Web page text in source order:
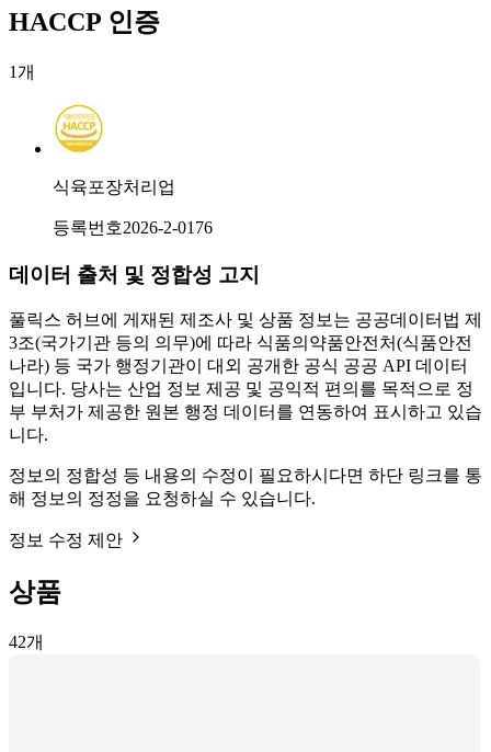
HACCP 인증
1개
식육포장처리업
등록번호2026-2-0176
데이터 출처 및 정합성 고지
풀릭스 허브에 게재된 제조사 및 상품 정보는 공공데이터법 제
3조(국가기관 등의 의무)에 따라 식품의약품안전처(식품안전
나라) 등 국가 행정기관이 대외 공개한 공식 공공 API 데이터
입니다. 당사는 산업 정보 제공 및 공익적 편의를 목적으로 정
부 부처가 제공한 원본 행정 데이터를 연동하여 표시하고 있습
니다.
정보의 정합성 등 내용의 수정이 필요하시다면 하단 링크를 통
해 정보의 정정을 요청하실 수 있습니다.
정보 수정 제안
상품
42개